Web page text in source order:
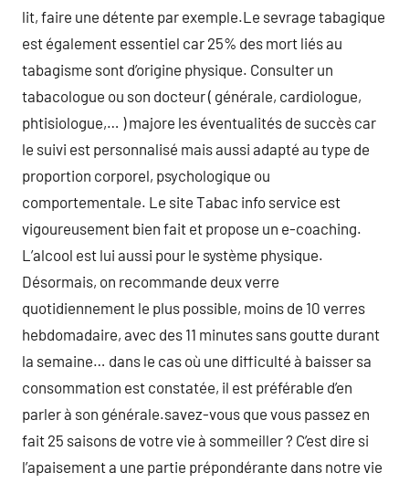
lit, faire une détente par exemple.Le sevrage tabagique
est également essentiel car 25% des mort liés au
tabagisme sont d’origine physique. Consulter un
tabacologue ou son docteur ( générale, cardiologue,
phtisiologue,… ) majore les éventualités de succès car
le suivi est personnalisé mais aussi adapté au type de
proportion corporel, psychologique ou
comportementale. Le site Tabac info service est
vigoureusement bien fait et propose un e-coaching.
L’alcool est lui aussi pour le système physique.
Désormais, on recommande deux verre
quotidiennement le plus possible, moins de 10 verres
hebdomadaire, avec des 11 minutes sans goutte durant
la semaine… dans le cas où une difficulté à baisser sa
consommation est constatée, il est préférable d’en
parler à son générale.savez-vous que vous passez en
fait 25 saisons de votre vie à sommeiller ? C’est dire si
l’apaisement a une partie prépondérante dans notre vie